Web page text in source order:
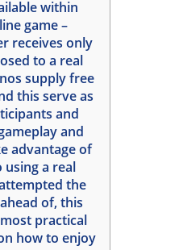
within
game –
receives only
to a real
supply free
this serve as
and
and
advantage of
a real
the
of, this
practical
how to enjoy